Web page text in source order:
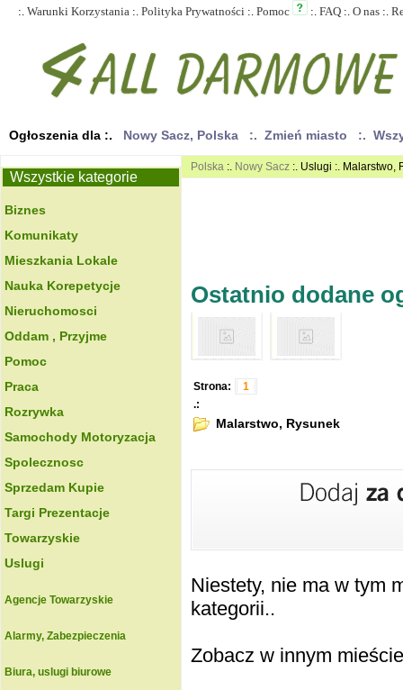
:. Warunki Korzystania :. Polityka Prywatności :. Pomoc :. FAQ :. O nas :.
Ogłoszenia dla :. Nowy Sacz, Polska :. Zmień miasto :.
Wszystkie kategorie
Biznes
Komunikaty
Mieszkania Lokale
Nauka Korepetycje
Nieruchomosci
Oddam , Przyjme
Pomoc
Praca
Rozrywka
Samochody Motoryzacja
Spolecznosc
Sprzedam Kupie
Targi Prezentacje
Towarzyskie
Uslugi
Agencje Towarzyskie
Alarmy, Zabezpieczenia
Biura, uslugi biurowe
Polska :. Nowy Sacz :. Uslugi :. Malarstwo,
Ostatnio dodane
Strona:
1
.:
Malarstwo, Rysunek
Niestety, nie ma w tym
kategorii..
Zobacz w innym